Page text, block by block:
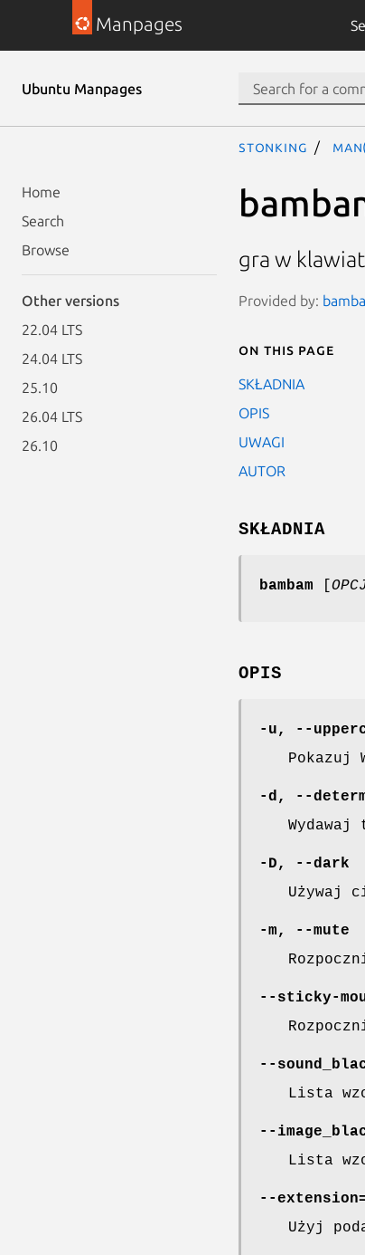
Manpages
Ubuntu Manpages
Home
Search
Browse
Other versions
22.04 LTS
24.04 LTS
25.10
26.04 LTS
26.10
stonking
gra w
Provided by:
On this page
SKŁADNIA
OPIS
UWAGI
AUTOR
SKŁADNIA
bambam
OPIS
-u ,
--
Pokazuj
-d ,
--
-D ,
--dark
Używaj
-m ,
--mute
--sticky-
--
Lista
--
Lista
--extension
Użyj